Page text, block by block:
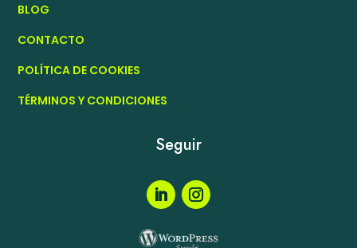
BLOG
CONTACTO
POLÍTICA DE COOKIES
TÉRMINOS Y CONDICIONES
Seguir